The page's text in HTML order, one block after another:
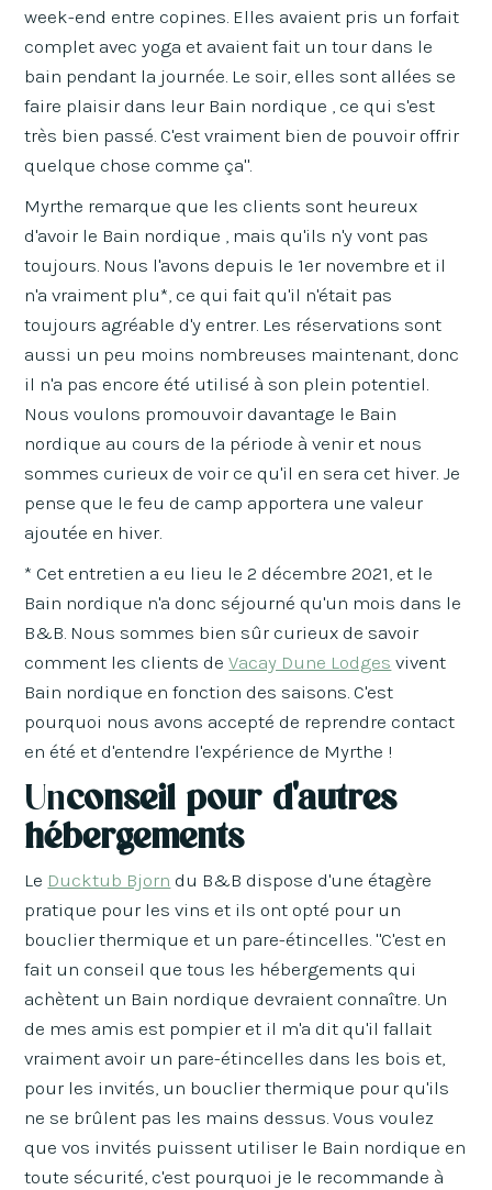
week-end entre copines. Elles avaient pris un forfait
complet avec yoga et avaient fait un tour dans le
bain pendant la journée. Le soir, elles sont allées se
faire plaisir dans leur Bain nordique , ce qui s'est
très bien passé. C'est vraiment bien de pouvoir offrir
quelque chose comme ça".
Myrthe remarque que les clients sont heureux
d'avoir le Bain nordique , mais qu'ils n'y vont pas
toujours. Nous l'avons depuis le 1er novembre et il
n'a vraiment plu*, ce qui fait qu'il n'était pas
toujours agréable d'y entrer. Les réservations sont
aussi un peu moins nombreuses maintenant, donc
il n'a pas encore été utilisé à son plein potentiel.
Nous voulons promouvoir davantage le Bain
nordique au cours de la période à venir et nous
sommes curieux de voir ce qu'il en sera cet hiver. Je
pense que le feu de camp apportera une valeur
ajoutée en hiver.
* Cet entretien a eu lieu le 2 décembre 2021, et le
Bain nordique n'a donc séjourné qu'un mois dans le
B&B. Nous sommes bien sûr curieux de savoir
comment les clients deVacay Dune Lodges vivent
Bain nordique en fonction des saisons. C'est
pourquoi nous avons accepté de reprendre contact
en été et d'entendre l'expérience de Myrthe !
‍Unconseil pour d'autres
hébergements
Le Ducktub Bjorn du B&B dispose d'une étagère
pratique pour les vins et ils ont opté pour un
bouclier thermique et un pare-étincelles. "C'est en
fait un conseil que tous les hébergements qui
achètent un Bain nordique devraient connaître. Un
de mes amis est pompier et il m'a dit qu'il fallait
vraiment avoir un pare-étincelles dans les bois et,
pour les invités, un bouclier thermique pour qu'ils
ne se brûlent pas les mains dessus. Vous voulez
que vos invités puissent utiliser le Bain nordique en
toute sécurité, c'est pourquoi je le recommande à